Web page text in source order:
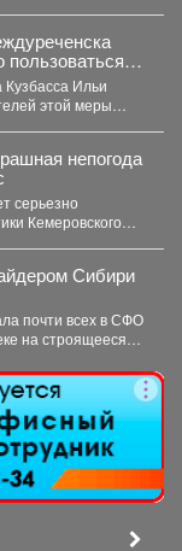
пользоваться
для
Ильи
этой меры
непогода
серьезно
Сибири
почти всех в СФО
на строящееся